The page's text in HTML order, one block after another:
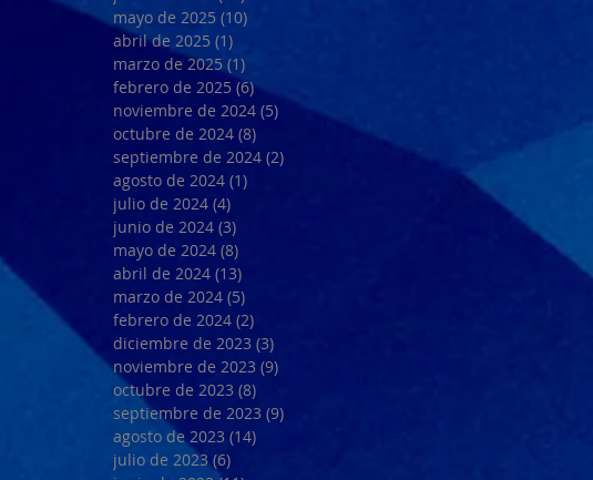
mayo de 2025 (10)
abril de 2025 (1)
marzo de 2025 (1)
febrero de 2025 (6)6 entradas
noviembre de 2024 (5) 5 entradas
octubre de 2024 (8)
septiembre de 2024 (2)
agosto de 2024 (1)
julio de 2024 (4)
junio de 2024 (3)
mayo de 2024 (8)
abril de 2024 (13)
marzo de 2024 (5)
febrero de 2024 (2)
diciembre de 2023 (3)
noviembre de 2023 (9)
octubre de 2023 (8)
septiembre de 2023 (9)
agosto de 2023 (14)
julio de 2023 (6)